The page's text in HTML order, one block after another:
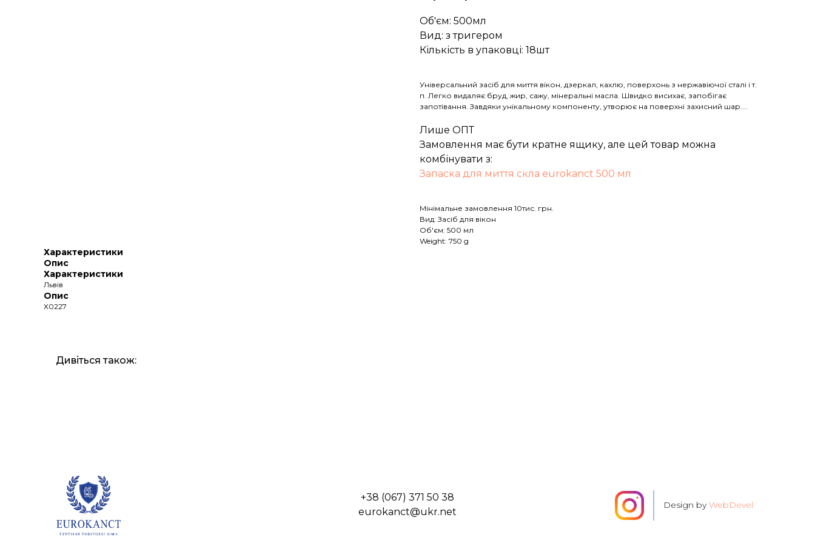
Об'єм: 500мл
Вид: з тригером
Кількість в упаковці: 18шт
Універсальний засіб для миття вікон, дзеркал, кахлю, поверхонь з нержавіючої сталі і т.
п. Легко видаляє бруд, жир, сажу, мінеральні масла. Швидко висихає, запобігає
запотівання. Завдяки унікальному компоненту, утворює на поверхні захисний шар....
Лише ОПТ
Замовлення має бути кратне ящику, але цей товар можна
комбінувати з:
Запаска для миття скла eurokanct 500 мл
Мінімальне замовлення 10тис. грн.
Вид: Засіб для вікон
Об'єм: 500 мл
Weight: 750 g
Характеристики
Опис
Характеристики
Львів
Опис
X0227
Дивіться також:
Design byWebDevel
+38 (067) 371 50 38
eurokanct@ukr.net